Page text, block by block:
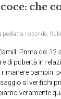
che
pediatra risponde,
Prima dei
di pubertà in
bambini
si verifichi
veramente